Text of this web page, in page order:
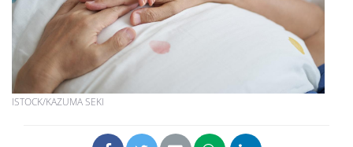
ISTOCK/KAZUMA SEKI